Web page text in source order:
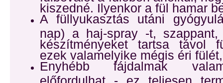
kiszedné. Ilyenkor a fül hamar
A füllyukasztás utáni
nap) a haj-spray -t,
készítményeket tartsa távol
ezek valamelyike mégis éri
Enyhébb fájdalmak
előfordulhat - ez teljesen